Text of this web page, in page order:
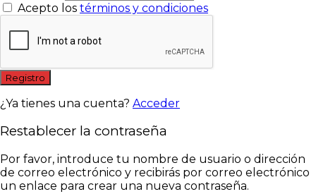
Acepto los términos y condiciones
Registro
¿Ya tienes una cuenta? Acceder
Restablecer la contraseña
Por favor, introduce tu nombre de usuario o dirección
de correo electrónico y recibirás por correo electrónico
un enlace para crear una nueva contraseña.